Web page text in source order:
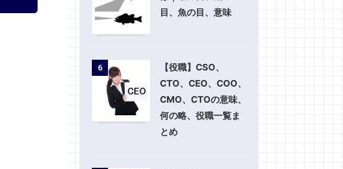
目、魚の目、意味
6
【役職】CSO、
CTO、CEO、COO、
CMO、CTOの意味、
何の略、役職一覧ま
とめ